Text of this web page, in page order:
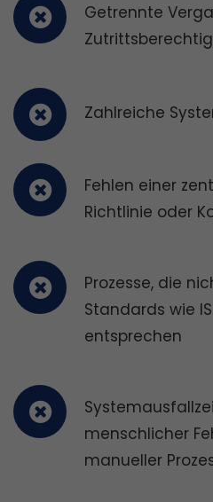
Getrennte
Zahlreiche
Fehlen einer
Richtlinie oder
Prozesse, die
Standards wie
entsprechen
menschlicher
manueller